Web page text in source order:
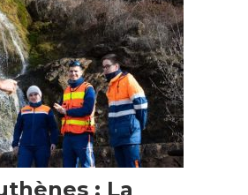
Nouvelle plateforme de formation
espoir de la Protection Civile Ainsi,
le site de décombres en cours
que les exercices pratiques ont
: La